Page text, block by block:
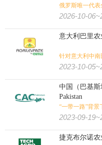
俄罗斯唯一代
2026-10-
意大利巴里农
针对意大利中
岛、中东地区
2023-10-
中国（巴基
Pakistan
“一带一路”背
2023-09-
捷克布尔诺农